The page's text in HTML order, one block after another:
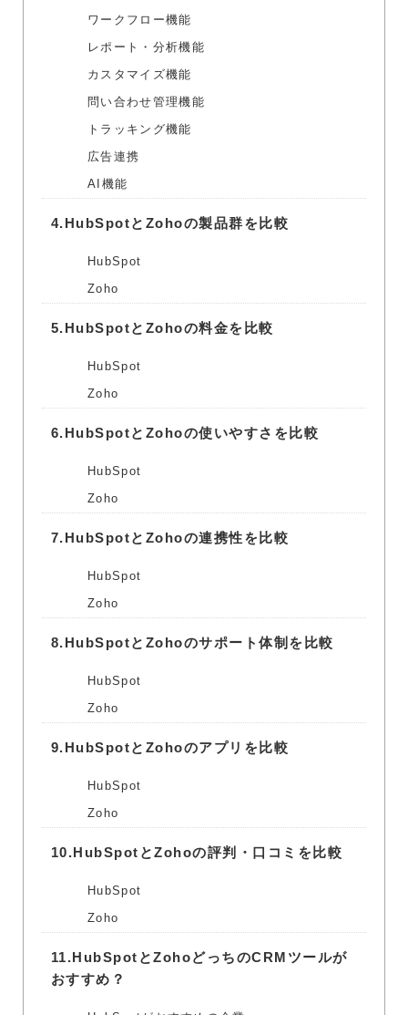
ワークフロー機能
レポート・分析機能
カスタマイズ機能
問い合わせ管理機能
トラッキング機能
広告連携
AI機能
4.HubSpotとZohoの製品群を比較
HubSpot
Zoho
5.HubSpotとZohoの料金を比較
HubSpot
Zoho
6.HubSpotとZohoの使いやすさを比較
HubSpot
Zoho
7.HubSpotとZohoの連携性を比較
HubSpot
Zoho
8.HubSpotとZohoのサポート体制を比較
HubSpot
Zoho
9.HubSpotとZohoのアプリを比較
HubSpot
Zoho
10.HubSpotとZohoの評判・口コミを比較
HubSpot
Zoho
11.HubSpotとZohoどっちのCRMツールが
おすすめ？